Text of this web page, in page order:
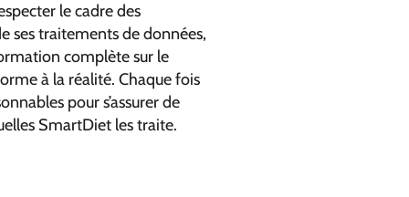
le cadre des
ses traitements de données,
complète sur le
à la réalité. Chaque fois
pour s’assurer de
SmartDiet les traite.